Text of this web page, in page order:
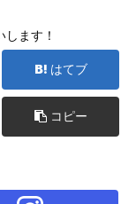
ます！
はてブ
コピー